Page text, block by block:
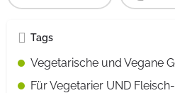
Tags
Für Vegetarier UND